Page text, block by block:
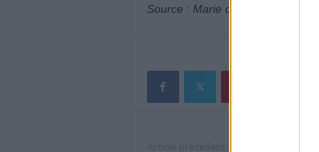
Source : Marie claire